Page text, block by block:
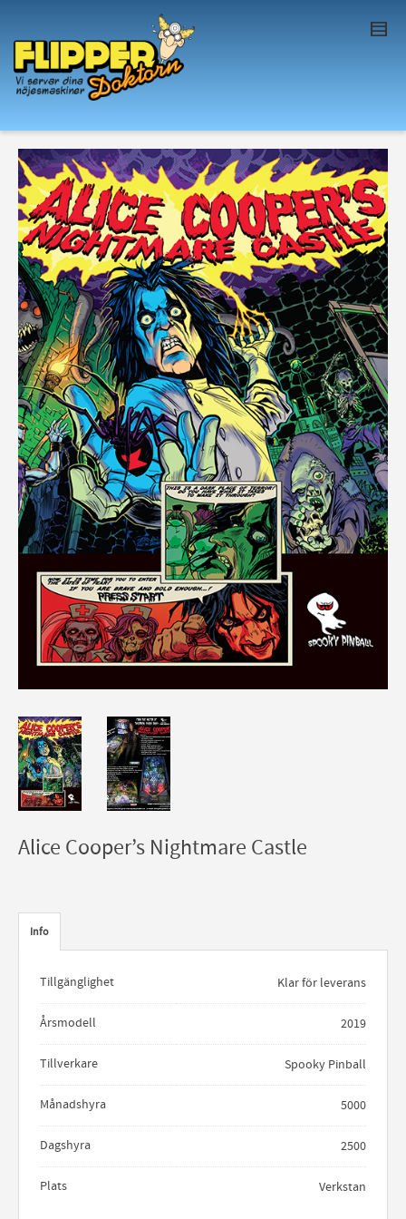
product
. Show
me thecolour
Alice Cooper’s Nightmare Castle
Info
Tillgänglighet Klar för leverans
Årsmodell 2019
Tillverkare Spooky Pinball
Månadshyra 5000
Dagshyra 2500
Plats Verkstan